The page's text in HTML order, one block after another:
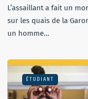
L’assaillant a fait un
sur les quais de la
un homme…
ÉTUDIANT